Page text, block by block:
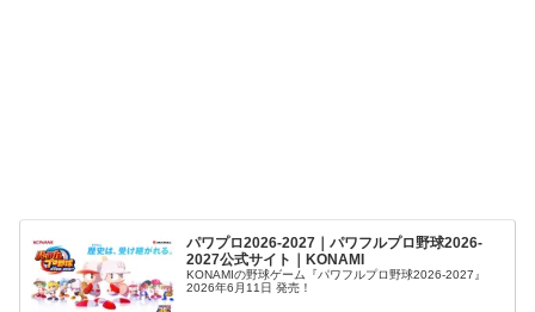
パワプロ2026-2027｜パワフルプロ野球2026-
2027公式サイト｜KONAMI
KONAMIの野球ゲーム『パワフルプロ野球2026-2027』
2026年6月11日 発売！